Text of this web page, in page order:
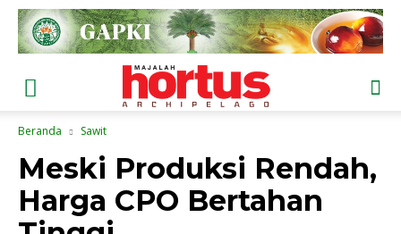
Beranda Sawit
Meski Produksi Rendah,
Harga CPO Bertahan